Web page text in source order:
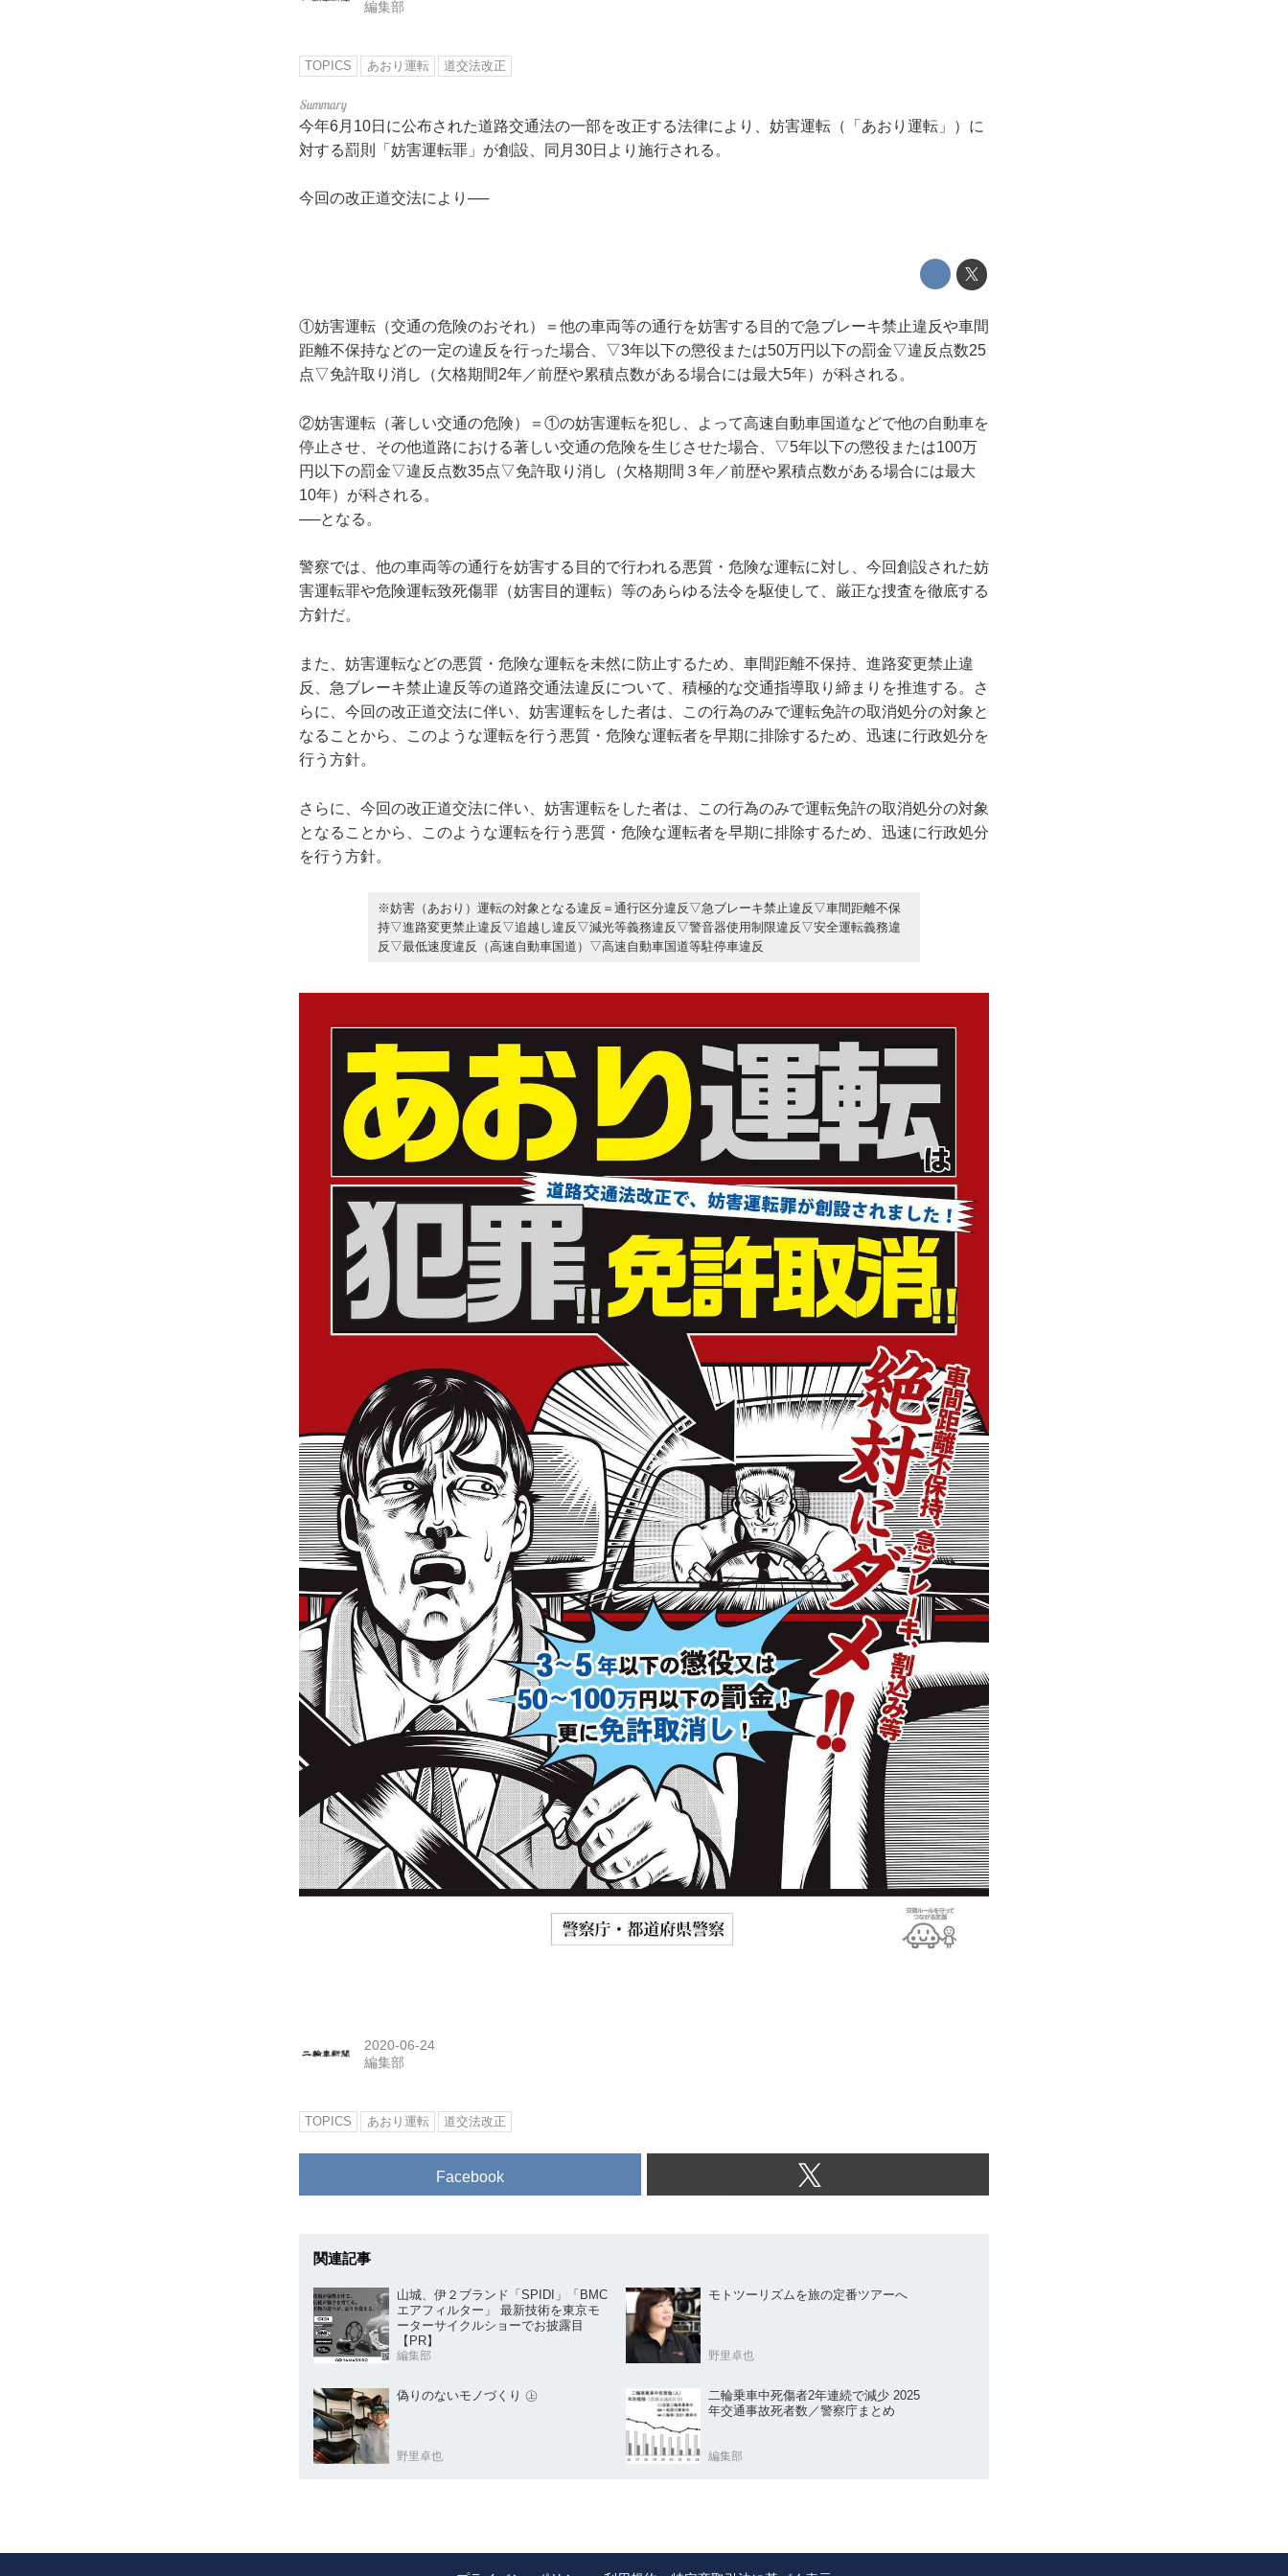
編集部
TOPICS あおり運転 道交法改正
今年6月10日に公布された道路交通法の一部を改正する法律により、妨害運転（「あおり運転」）に
対する罰則「妨害運転罪」が創設、同月30日より施行される。
今回の改正道交法により──
①妨害運転（交通の危険のおそれ）＝他の車両等の通行を妨害する目的で急ブレーキ禁止違反や車間
距離不保持などの一定の違反を行った場合、▽3年以下の懲役または50万円以下の罰金▽違反点数25
点▽免許取り消し（欠格期間2年／前歴や累積点数がある場合には最大5年）が科される。
②妨害運転（著しい交通の危険）＝①の妨害運転を犯し、よって高速自動車国道などで他の自動車を
停止させ、その他道路における著しい交通の危険を生じさせた場合、▽5年以下の懲役または100万
円以下の罰金▽違反点数35点▽免許取り消し（欠格期間３年／前歴や累積点数がある場合には最大
10年）が科される。
──となる。
警察では、他の車両等の通行を妨害する目的で行われる悪質・危険な運転に対し、今回創設された妨
害運転罪や危険運転致死傷罪（妨害目的運転）等のあらゆる法令を駆使して、厳正な捜査を徹底する
方針だ。
また、妨害運転などの悪質・危険な運転を未然に防止するため、車間距離不保持、進路変更禁止違
反、急ブレーキ禁止違反等の道路交通法違反について、積極的な交通指導取り締まりを推進する。さ
らに、今回の改正道交法に伴い、妨害運転をした者は、この行為のみで運転免許の取消処分の対象と
なることから、このような運転を行う悪質・危険な運転者を早期に排除するため、迅速に行政処分を
行う方針。
さらに、今回の改正道交法に伴い、妨害運転をした者は、この行為のみで運転免許の取消処分の対象
となることから、このような運転を行う悪質・危険な運転者を早期に排除するため、迅速に行政処分
を行う方針。
※妨害（あおり）運転の対象となる違反＝通行区分違反▽急ブレーキ禁止違反▽車間距離不保
持▽進路変更禁止違反▽追越し違反▽減光等義務違反▽警音器使用制限違反▽安全運転義務違
反▽最低速度違反（高速自動車国道）▽高速自動車国道等駐停車違反
2020-06-24
編集部
TOPICS あおり運転 道交法改正
Facebook
関連記事
山城、伊２ブランド「SPIDI」「BMC
エアフィルター」 最新技術を東京モ
ーターサイクルショーでお披露目
【PR】
編集部
モトツーリズムを旅の定番ツアーへ
野里卓也
偽りのないモノづくり ㊤
野里卓也
二輪乗車中死傷者2年連続で減少 2025
年交通事故死者数／警察庁まとめ
編集部